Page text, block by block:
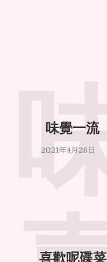
味覺一流
2021年4月26日
味